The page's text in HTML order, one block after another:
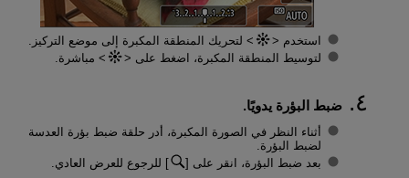
استخدم
لتحريك المنطقة المكبرة إلى موضع التركيز.
لتوسيط المنطقة المكبرة، اضغط على
مباشرة.
ضبط البؤرة يدويًا.
أثناء النظر في الصورة المكبرة، أدر حلقة ضبط بؤرة العدسة
لضبط البؤرة.
بعد ضبط البؤرة، انقر على [
] للرجوع للعرض العادي.